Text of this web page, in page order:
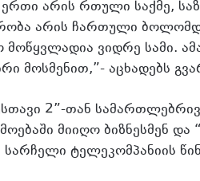
არის რთული საქმე,
არის ჩართული
ვიდრე სამი.
მოსმენით,”- აცხადებს
2”-თან
მიიღო ბიზნესმენ
ტელეკომპანიის